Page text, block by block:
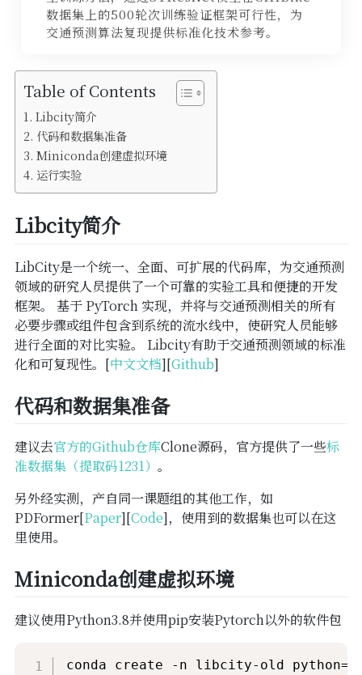
备案
WordPress
数据集上的500轮次训练验证框架可行性，为
交通预测算法复现提供标准化技术参考。
Table of Contents
Libcity简介
代码和数据集准备
Miniconda创建虚拟环境
运行实验
Libcity简介
LibCity是一个统一、全面、可扩展的代码库，为交通预测
领域的研究人员提供了一个可靠的实验工具和便捷的开发
框架。 基于 PyTorch 实现，并将与交通预测相关的所有
必要步骤或组件包含到系统的流水线中，使研究人员能够
进行全面的对比实验。 Libcity有助于交通预测领域的标准
化和可复现性。[中文文档][Github]
代码和数据集准备
建议去官方的Github仓库Clone源码，官方提供了一些标
准数据集（提取码1231） 。
另外经实测，产自同一课题组的其他工作，如
PDFormer[Paper][Code]，使用到的数据集也可以在这
里使用。
Miniconda创建虚拟环境
建议使用Python3.8并使用pip安装Pytorch以外的软件包
conda create -n libcity-old